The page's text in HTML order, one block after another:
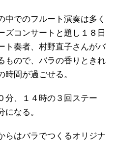
中でのフルート演奏は多く
ズコンサートと題し１８日
ト奏者、村野直子さんがバ
もので、バラの香りときれ
間が過ごせる。
分、１４時の３回ステー
なる。
らはバラでつくるオリジナ